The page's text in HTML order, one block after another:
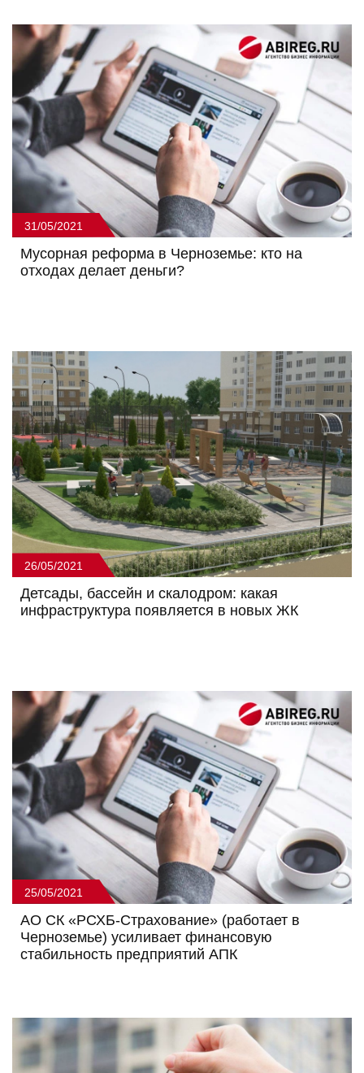
31/05/2021
Мусорная реформа в Черноземье: кто на
отходах делает деньги?
26/05/2021
Детсады, бассейн и скалодром: какая
инфраструктура появляется в новых ЖК
25/05/2021
АО СК «РСХБ-Страхование» (работает в
Черноземье) усиливает финансовую
стабильность предприятий АПК